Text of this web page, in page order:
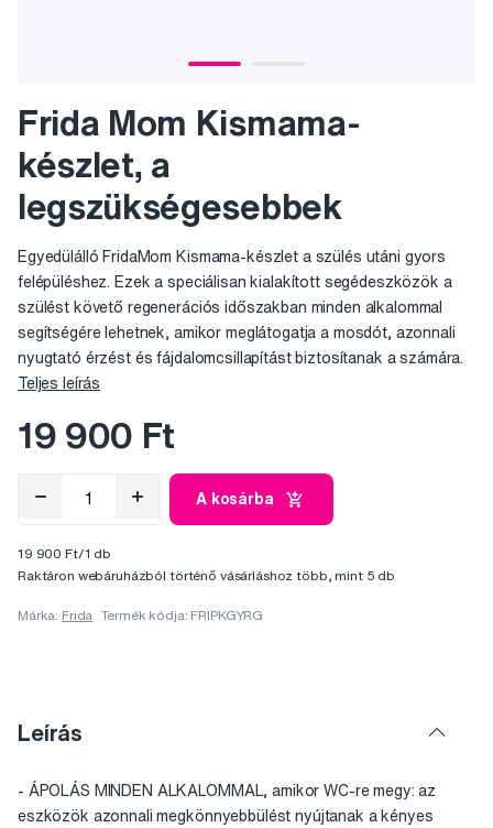
Frida Mom Kismama-
készlet, a
legszükségesebbek
Egyedülálló FridaMom Kismama-készlet a szülés utáni gyors
felépüléshez. Ezek a speciálisan kialakított segédeszközök a
szülést követő regenerációs időszakban minden alkalommal
segítségére lehetnek, amikor meglátogatja a mosdót, azonnali
nyugtató érzést és fájdalomcsillapítást biztosítanak a számára.
Teljes leírás
19 900 Ft
A kosárba
19 900 Ft/1 db
Raktáron webáruházból történő vásárláshoz több, mint 5 db
Márka: Frida Termék kódja: FRIPKGYRG
Leírás
- ÁPOLÁS MINDEN ALKALOMMAL, amikor WC-re megy: az
eszközök azonnali megkönnyebbülést nyújtanak a kényes